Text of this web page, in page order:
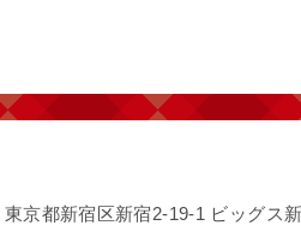
東京都新宿区新宿2-19-1 ビッグス